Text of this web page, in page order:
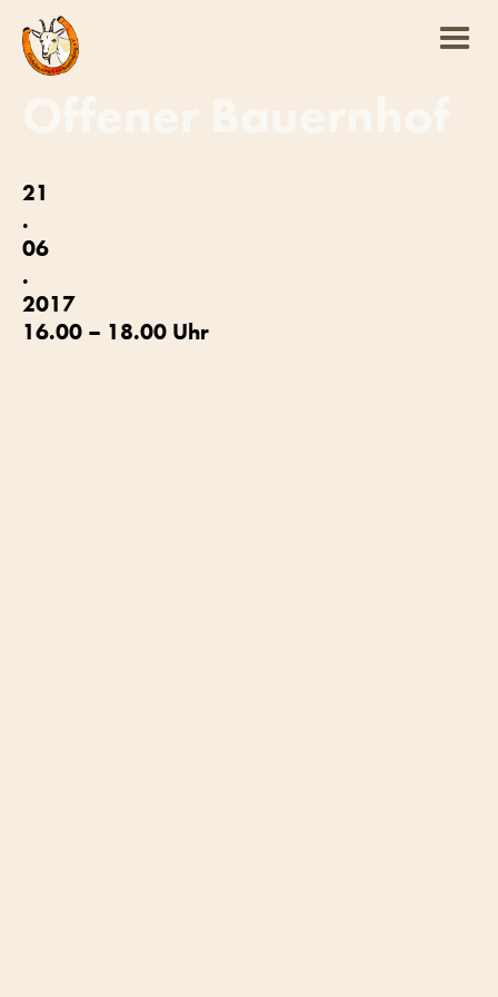
21
.
06
.
2017
16.00 – 18.00 Uhr